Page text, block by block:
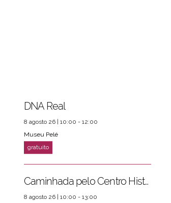
DNA Real
8 agosto 26 | 10:00 - 12:00
Museu Pelé
Caminhada pelo Centro Histórico
8 agosto 26 | 10:00 - 13:00